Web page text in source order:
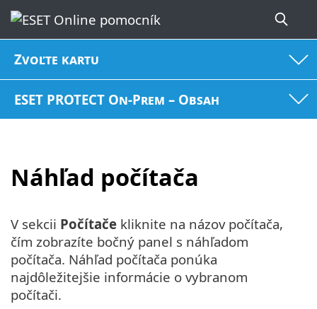
Zvoľte kartu
ESET PROTECT On-Prem – Obsah
Náhľad počítača
V sekcii Počítače kliknite na názov počítača,
čím zobrazíte bočný panel s náhľadom
počítača. Náhľad počítača ponúka
najdôležitejšie informácie o vybranom
počítači.